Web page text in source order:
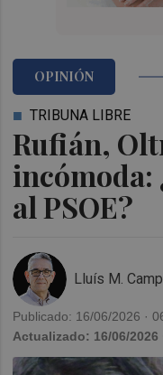
Rufián,
incómoda:
al PSOE?
OPINIÓN
TRIBUNA LIBRE
Lluís M.
Publicado: 16/06/2026 ·
Actualizado: 16/06/2026